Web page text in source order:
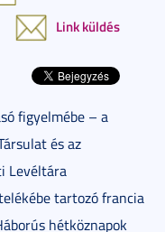
Link küldés
figyelmébe – a
és az
Levéltára
tartozó francia
hétköznapok